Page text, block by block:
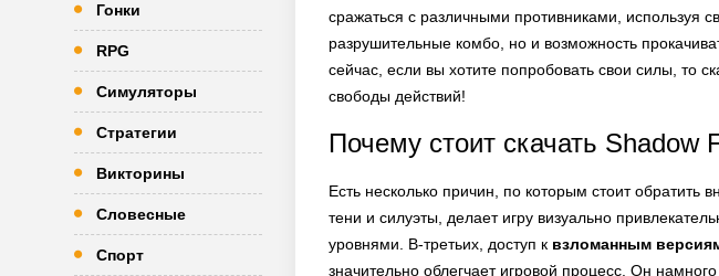
Гонки
RPG
Симуляторы
Стратегии
Викторины
Словесные
Спорт
сражаться с различными противниками, используя
разрушительные комбо, но и возможность
сейчас, если вы хотите попробовать свои силы, то
свободы действий!
Почему стоит скачать Shadow
Есть несколько причин, по которым стоит
тени и силуэты, делает игру визуально
уровнями. В-третьих, доступ к взломанным
значительно облегчает игровой процесс. Он